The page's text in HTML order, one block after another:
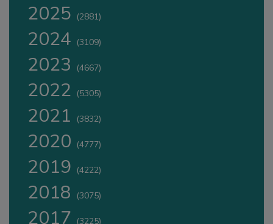
2025 (2881)
2024 (3109)
2023 (4667)
2022 (5305)
2021 (3832)
2020 (4777)
2019 (4222)
2018 (3075)
2017 (3225)